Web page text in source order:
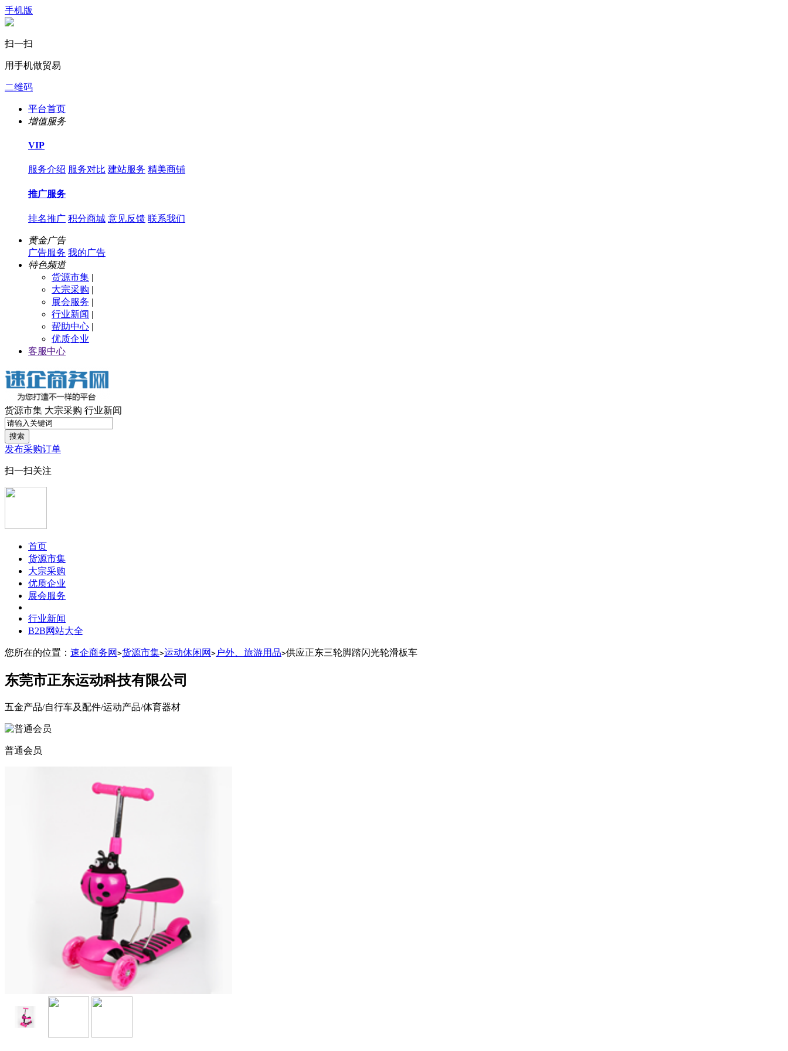
手机版
扫一扫
用手机做贸易
二维码
平台首页
增值服务
VIP
服务介绍 服务对比 建站服务 精美商铺
推广服务
排名推广 积分商城 意见反馈 联系我们
黄金广告
广告服务 我的广告
特色频道
货源市集 |
大宗采购 |
展会服务 |
行业新闻 |
帮助中心 |
优质企业
客服中心
货源市集 大宗采购 行业新闻
搜索
发布采购订单
扫一扫关注
首页
货源市集
大宗采购
优质企业
展会服务
行业新闻
B2B网站大全
您所在的位置： 速企商务网 >货源市集>运动休闲网 > 户外、旅游用品>供应正东三轮脚踏闪光轮滑板车
东莞市正东运动科技有限公司
五金产品/自行车及配件/运动产品/体育器材
普通会员